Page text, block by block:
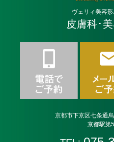
ヴェリィ美容
皮膚科･
京都市下京区七条通
京都駅第